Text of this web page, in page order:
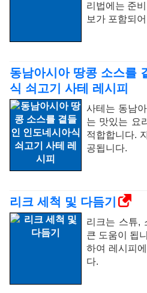
리법에는 준
보가 포함되
동남아시아 땅콩 소스를
식 쇠고기 사테 레시피
사테는 동남
는 맛있는 요
적합합니다.
공됩니다.
리크 세척 및 다듬기
리크는 스튜,
큰 도움이 됩
하여 레시피
다.